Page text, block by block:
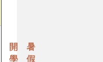
開
學
暑
假